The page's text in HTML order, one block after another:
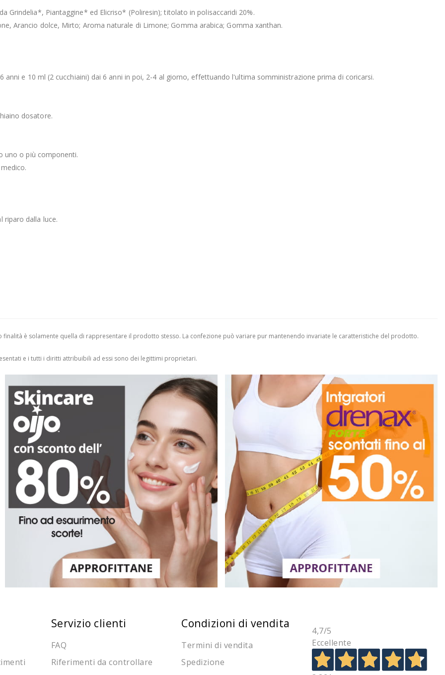
Grindelia*, Piantaggine* ed Elicriso* (Poliresin); titolato in polisaccaridi 20%.
Arancio dolce, Mirto; Aroma naturale di Limone; Gomma arabica; Gomma xanthan.
anni e 10 ml (2 cucchiaini) dai 6 anni in poi, 2-4 al giorno, effettuando l'ultima somministrazione prima di coricarsi.
dosatore.
uno o più componenti.
riparo dalla luce.
è solamente quella di rappresentare il prodotto stesso. La confezione può variare pur mantenendo invariate le caratteristiche del prodotto.
e i tutti i diritti attribuibili ad essi sono dei legittimi proprietari.
Servizio clienti
FAQ
Riferimenti da controllare
Condizioni di vendita
Termini di vendita
Spedizione
4,7/5
Eccellente